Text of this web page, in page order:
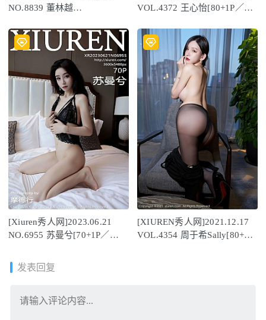
NO.8839 董林越
VOL.4372 王心怡[80+1P／
[Xiuren秀人网]2023.06.21
NO.6955 苏曼兮[70+1P／
[XIUREN秀人网]2021.12.17
VOL.4354 周于希Sally[80+1P
发表回复